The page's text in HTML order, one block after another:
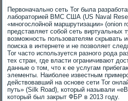
Первоначально сеть Tor была
лабораторией ВМС США (US Naval
«многослойной маршрутизации» (onion
представляет собой сеть виртуальных
возможность пользователям скрывать
поиска в интернете и не позволяет
Tor часто используется разного рода
тех стран, где власти ограничивают
данные о том, что к ее услугам
элементы. Наиболее известным
действовавший на основе сети Tor
путь» (Silk Road), который называли
который был закрыт ФБР в 2013 году.